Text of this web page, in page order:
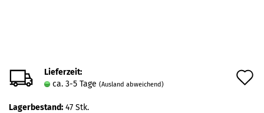
Lieferzeit:
ca. 3-5 Tage (Ausland abweichend)
Lagerbestand: 47 Stk.